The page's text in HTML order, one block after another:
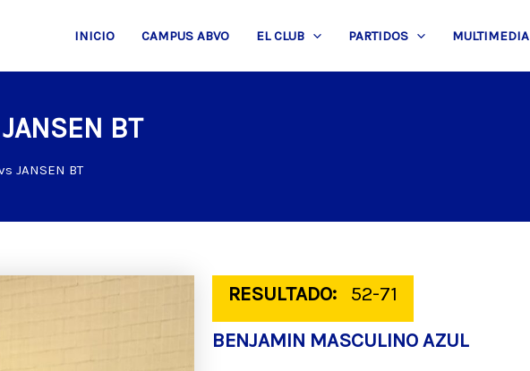
INICIO CAMPUS ABVO EL CLUB PARTIDOS MULTIMEDIA
BT
JANSEN BT
RESULTADO:
52-71
BENJAMIN MASCULINO AZUL